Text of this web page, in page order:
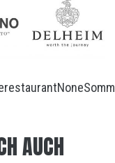
restaurantNoneSomm
AUCH